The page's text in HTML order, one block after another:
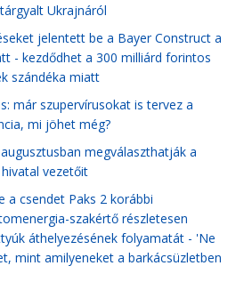
Ukrajnáról
jelentett be a Bayer Construct a
- kezdődhet a 300 milliárd forintos
szándéka miatt
már szupervírusokat is tervez a
mi jöhet még?
megválaszthatják a
vezetőit
a csendet Paks 2 korábbi
szakértő részletesen
áthelyezésének folyamatát - 'Ne
mint amilyeneket a barkácsüzletben